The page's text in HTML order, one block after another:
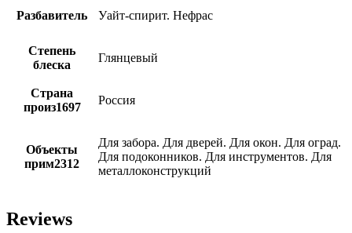
Разбавитель Уайт-спирит. Нефрас
Степень
блеска
Глянцевый
Страна
произ1697
Россия
Объекты
прим2312
Для забора. Для дверей. Для окон. Для оград.
Для подоконников. Для инструментов. Для
металлоконструкций
Reviews